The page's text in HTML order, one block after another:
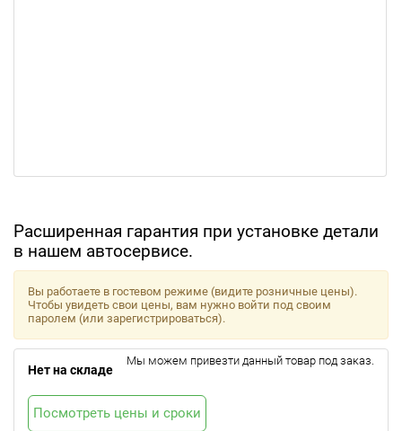
Расширенная гарантия при установке детали
в нашем автосервисе.
Вы работаете в гостевом режиме (видите розничные цены).
Чтобы увидеть свои цены, вам нужно войти под своим
паролем (или зарегистрироваться).
Нет на складе
Мы можем привезти данный товар под заказ.
Посмотреть цены и сроки